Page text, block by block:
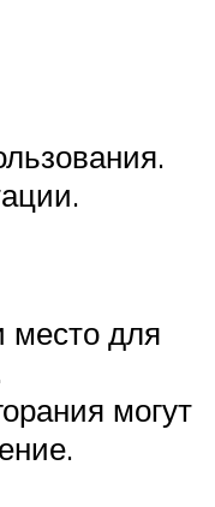
место для
могут